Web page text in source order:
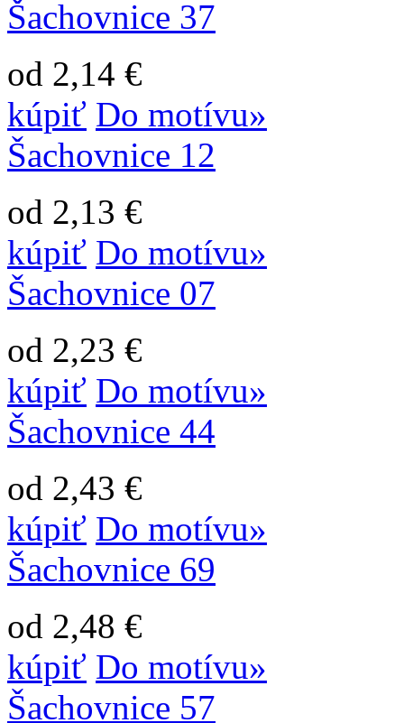
Šachovnice 37
od 2,14 €
kúpiť Do motívu»
Šachovnice 12
od 2,13 €
kúpiť Do motívu»
Šachovnice 07
od 2,23 €
kúpiť Do motívu»
Šachovnice 44
od 2,43 €
kúpiť Do motívu»
Šachovnice 69
od 2,48 €
kúpiť Do motívu»
Šachovnice 57